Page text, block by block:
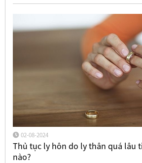
02-08-2024
Thủ tục ly hôn do ly thân quá lâu
nào?